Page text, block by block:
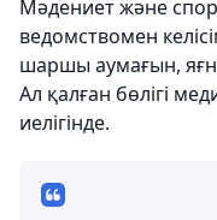
Мәдениет және
ведомствомен
шаршы аумағын,
Ал қалған бөлігі
иелігінде.